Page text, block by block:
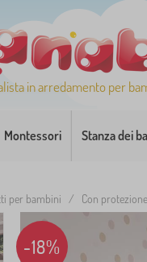
in arredamento per
Montessori Stanza dei
per bambini / Con protezione
-18%